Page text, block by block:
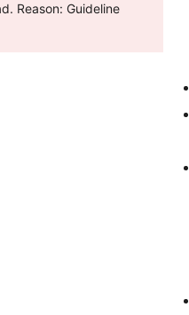
Reason: Guideline